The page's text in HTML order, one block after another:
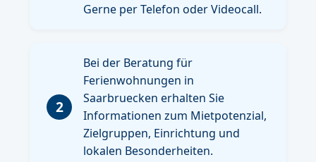
Gerne per Telefon oder Videocall.
2
Bei der Beratung für
Ferienwohnungen in
Saarbruecken erhalten Sie
Informationen zum Mietpotenzial,
Zielgruppen, Einrichtung und
lokalen Besonderheiten.